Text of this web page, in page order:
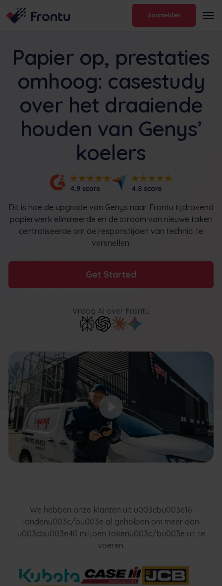
Aanmelden
Papier op, prestaties
omhoog: casestudy
over het draaiende
houden van Genys’
koelers
Dit is hoe de upgrade van Genys naar Frontu tijdrovend
papierwerk elimineerde en de stroom van nieuwe taken
centraliseerde om de responstijden van technici te
versnellen.
Get Started
Vraag AI over Frontu
We hebben onze klanten uit u003cbu003e16
landenu003c/bu003e al geholpen om meer dan
u003cbu003e40 miljoen takenu003c/bu003e uit te
voeren.